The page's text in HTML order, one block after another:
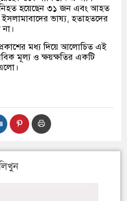
নিহত হয়েছেন ৩১ জন এবং আহত
ভাষ্য, হতাহতদের
মধ্য দিয়ে আলোচিত এই
মূল্য ও ক্ষয়ক্ষতির একটি